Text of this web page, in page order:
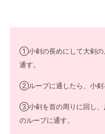
①小剣の長めにして大剣の
通す。
②ループに通したら、小剣
③小剣を首の周りに回し、
のループに通す。